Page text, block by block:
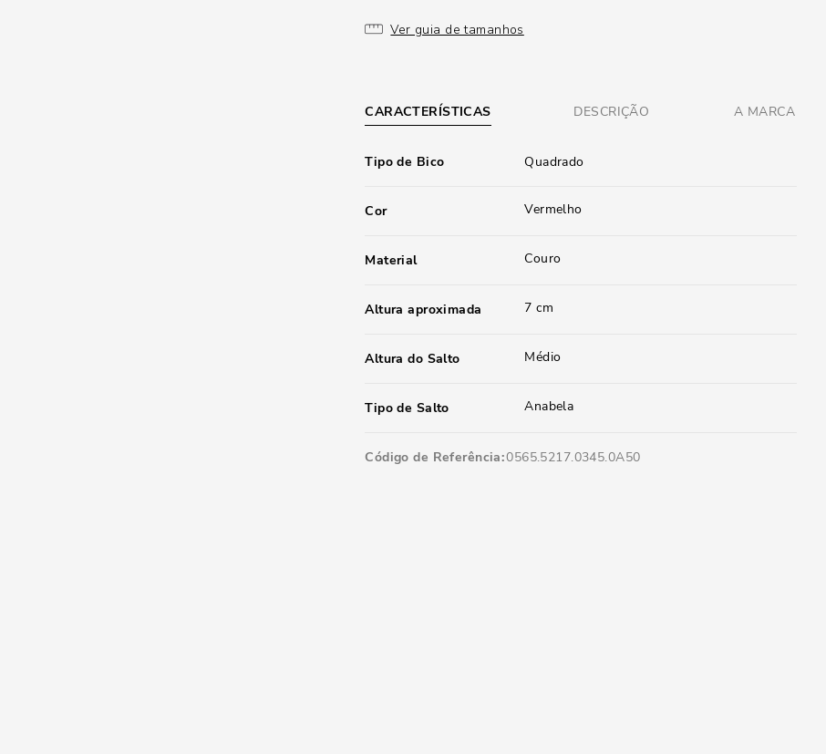
Ver guia de tamanhos
CARACTERÍSTICAS DESCRIÇÃO A MARCA
Tipo de Bico Quadrado
Cor Vermelho
Material Couro
Altura aproximada 7 cm
Altura do Salto Médio
Tipo de Salto Anabela
Código de Referência 0565.5217.0345.0A50